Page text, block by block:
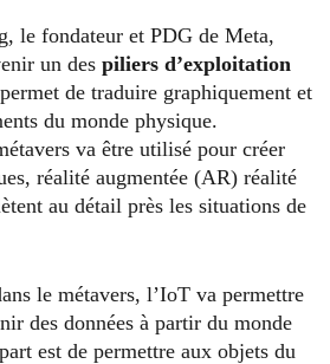
le fondateur et PDG de Meta,
un des piliers d’exploitation
de traduire graphiquement et
du monde physique.
va être utilisé pour créer
réalité augmentée (AR) réalité
au détail près les situations de
le métavers, l’IoT va permettre
des données à partir du monde
est de permettre aux objets du